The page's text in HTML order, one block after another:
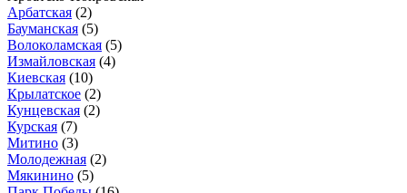
Арбатская (2)
Бауманская (5)
Волоколамская (5)
Измайловская (4)
Киевская (10)
Крылатское (2)
Кунцевская (2)
Курская (7)
Митино (3)
Молодежная (2)
Мякинино (5)